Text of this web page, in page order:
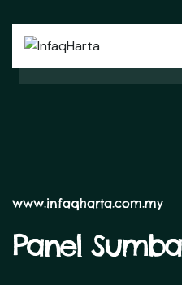
www.infaqharta.com.my
Panel